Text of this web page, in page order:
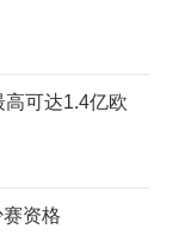
可达1.4亿欧
资格